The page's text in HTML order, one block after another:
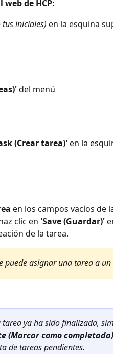
de HCP:
tus iniciales) en la esquina
del menú
(Crear tarea)' en la
en los campos vacíos de
clic en 'Save (Guardar)'
de la tarea.
puede asignar una tarea a
tarea ya ha sido finalizada,
(Marcar como
de tareas pendientes.